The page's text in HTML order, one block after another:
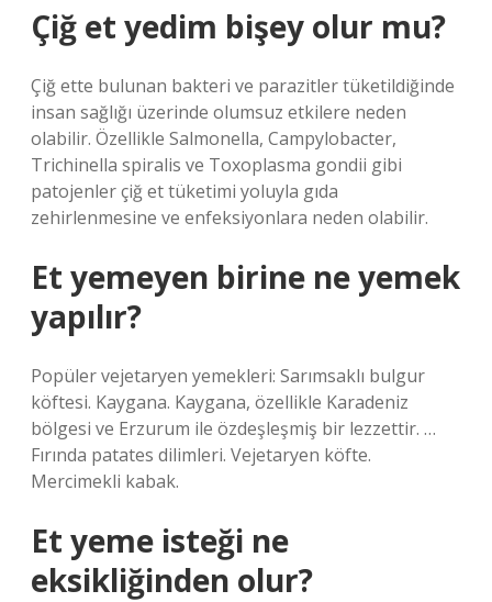
Çiğ et yedim bişey olur mu?
Çiğ ette bulunan bakteri ve parazitler tüketildiğinde
insan sağlığı üzerinde olumsuz etkilere neden
olabilir. Özellikle Salmonella, Campylobacter,
Trichinella spiralis ve Toxoplasma gondii gibi
patojenler çiğ et tüketimi yoluyla gıda
zehirlenmesine ve enfeksiyonlara neden olabilir.
Et yemeyen birine ne yemek
yapılır?
Popüler vejetaryen yemekleri: Sarımsaklı bulgur
köftesi. Kaygana. Kaygana, özellikle Karadeniz
bölgesi ve Erzurum ile özdeşleşmiş bir lezzettir. …
Fırında patates dilimleri. Vejetaryen köfte.
Mercimekli kabak.
Et yeme isteği ne
eksikliğinden olur?